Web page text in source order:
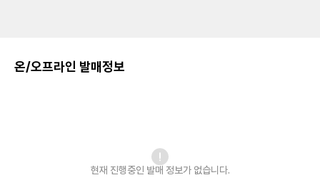
온/오프라인 발매정보
현재 진행중인 발매 정보가 없습니다.